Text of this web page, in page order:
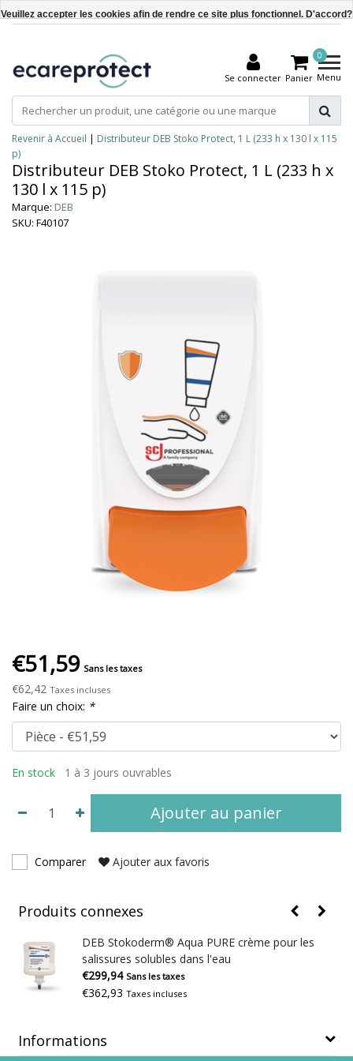
Se connecter
0
Panier Menu
Revenir à Accueil | Distributeur DEB Stoko Protect, 1 L (233 h x 130 l x 115
p)
Distributeur DEB Stoko Protect, 1 L (233 h x
130 l x 115 p)
Marque: DEB
SKU: F40107
€51,59 Sans les taxes
€62,42 Taxes incluses
Faire un choix: *
En stock 1 à 3 jours ouvrables
Ajouter au panier
Comparer Ajouter aux favoris
Produits connexes
DEB Stokoderm® Aqua PURE crème pour les
salissures solubles dans l'eau
€299,94 Sans les taxes
€362,93 Taxes incluses
Informations
Veuillez accepter les cookies afin de rendre ce site plus fonctionnel. D'accord?